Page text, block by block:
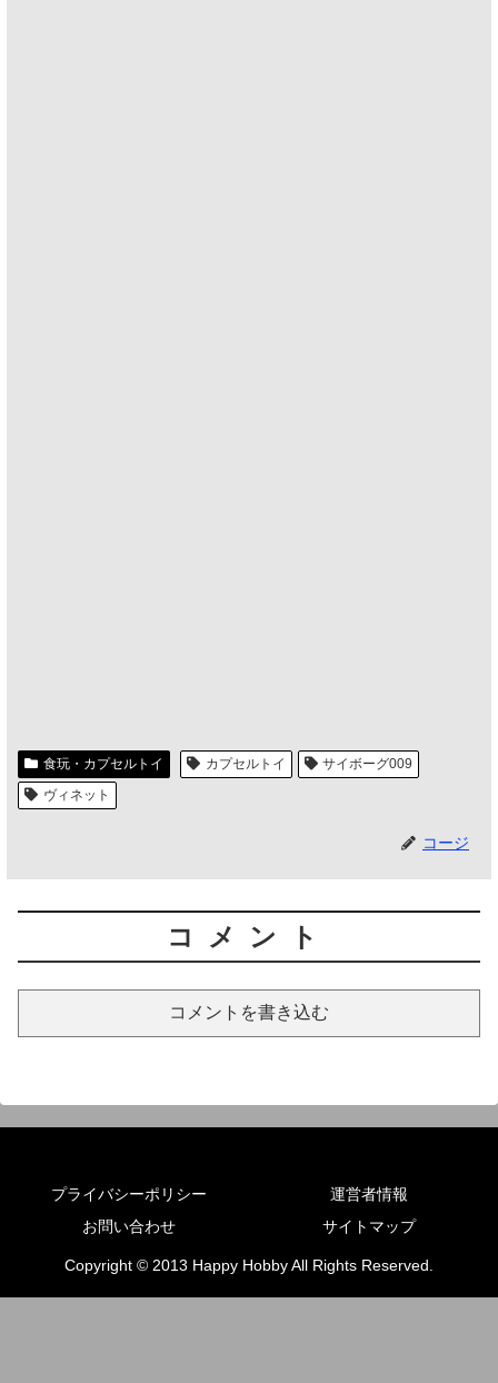
食玩・カプセルトイ カプセルトイ
サイボーグ009
ヴィネット
コージ
コメント
コメントを書き込む
プライバシーポリシー
運営者情報
お問い合わせ
サイトマップ
Copyright © 2013 Happy Hobby All Rights Reserved.